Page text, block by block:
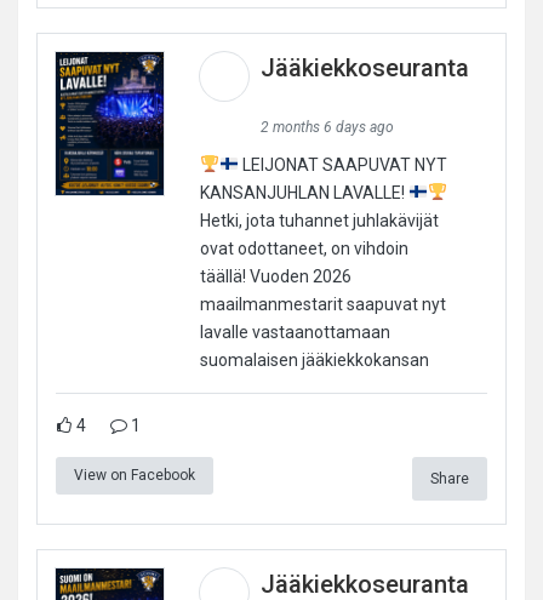
Jääkiekkoseuranta
2 months 6 days ago
LEIJONAT SAAPUVAT NYT
KANSANJUHLAN LAVALLE!
Hetki, jota tuhannet juhlakävijät
ovat odottaneet, on vihdoin
täällä! Vuoden 2026
maailmanmestarit saapuvat nyt
lavalle vastaanottamaan
suomalaisen jääkiekkokansan
4 1
View on Facebook Share
Jääkiekkoseuranta